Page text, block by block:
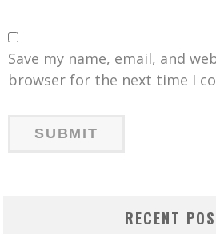
Save my name, email, and
browser for the next time I
RECENT